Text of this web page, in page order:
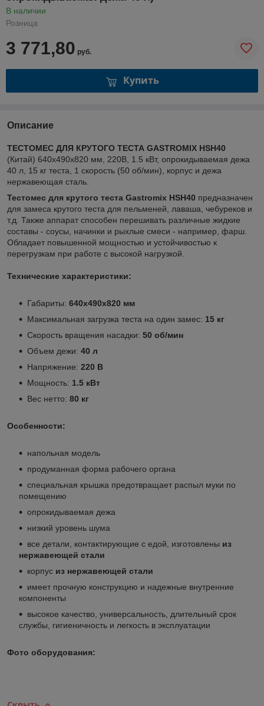
В наличии
Розница
3 771,80 руб.
Купить
Описание
ТЕСТОМЕС ДЛЯ КРУТОГО ТЕСТА GASTROMIX HSH40
(Китай) 640х490х820 мм, 220В, 1.5 кВт, опрокидываемая дежа
40 л, 15 кг теста, 1 скорость (50 об/мин), корпус и дежа
нержавеющая сталь.
Тестомес для крутого теста Gastromix HSH40 предназначен
для замеса крутого теста для пельменей, лаваша, чебуреков и
т.д. Также аппарат способен перешивать различные жидкие
составы - соусы, начинки и рыхлые смеси - например, фарш.
Обладает повышенной мощностью и устойчивостью к
перегрузкам при работе с высокой нагрузкой.
Технические характеристики:
Габариты: 640x490x820 мм
Максимальная загрузка теста на один замес: 15 кг
Скорость вращения насадки: 50 об/мин
Объем дежи: 40 л
Напряжение: 220 В
Мощность: 1.5 кВт
Вес нетто: 80 кг
Особенности:
напольная модель
продуманная форма рабочего органа
специальная крышка предотвращает распыл муки по
помещению
опрокидываемая дежа
низкий уровень шума
все детали, контактирующие с едой, изготовлены из
нержавеющей стали
корпус из нержавеющей стали
имеет прочную конструкцию и надежные внутренние
компоненты
высокое качество, универсальность, длительный срок
службы, гигиеничность и легкость в эксплуатации
Фото оборудования: